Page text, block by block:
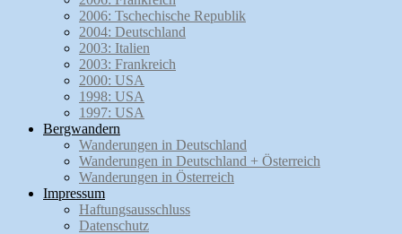
2006: Tschechische Republik
2004: Deutschland
2003: Italien
2003: Frankreich
2000: USA
1998: USA
1997: USA
Bergwandern
Wanderungen in Deutschland
Wanderungen in Deutschland + Österreich
Wanderungen in Österreich
Impressum
Haftungsausschluss
Datenschutz